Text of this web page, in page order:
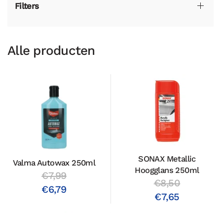
Alle producten
Valma Autowax 250ml
€7,99
€6,79
SONAX Metallic
Hoogglans 250ml
€8,50
€7,65
Filters